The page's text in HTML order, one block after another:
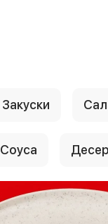
Закуски
Соуса